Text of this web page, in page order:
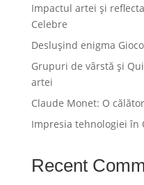
Impactul artei și
Celebre
Deslușind enigma
Grupuri de vârstă și
artei
Claude Monet: O
Impresia tehnologiei în
Recent